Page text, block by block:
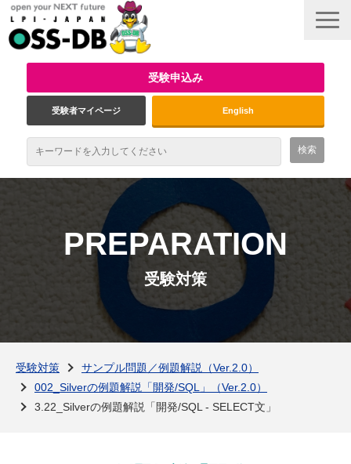
受験申込み
受験者マイページ English
試験概要
資格取得のメリット
受験対策
PREPARATION
受験対策
受験対策
サンプル問題／例題解説（Ver.2.0）
002_Silverの例題解説「開発/SQL」（Ver.2.0）
3.22_Silverの例題解説「開発/SQL - SELECT文」